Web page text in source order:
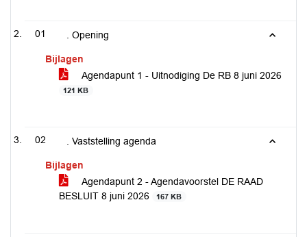
01 . Opening
Bijlagen
Agendapunt 1 - Uitnodiging De RB 8 juni 2026
121 KB
02 . Vaststelling agenda
Bijlagen
Agendapunt 2 - Agendavoorstel DE RAAD
BESLUIT 8 juni 2026
167 KB